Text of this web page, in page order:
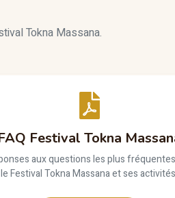
Tokna Massana.
Festival Tokna
aux questions les plus
le Festival Tokna Massana et ses